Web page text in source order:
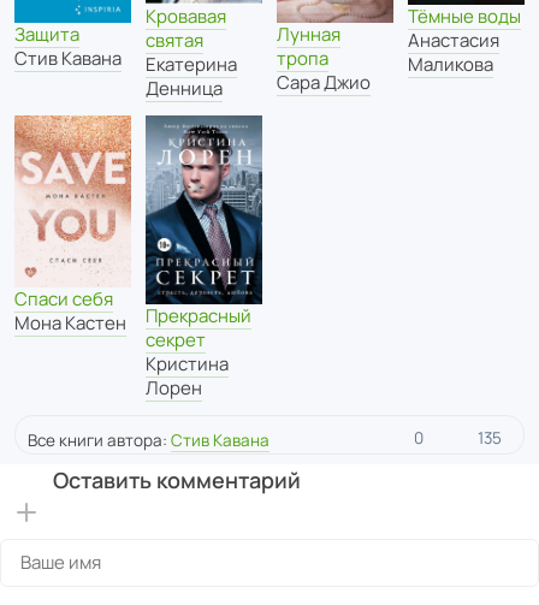
Защита
Стив Кавана
Кровавая
святая
Екатерина
Денница
Лунная
тропа
Сара Джио
Тёмные воды
Анастасия
Маликова
Спаси себя
Мона Кастен
Прекрасный
секрет
Кристина
Лорен
Все книги автора: Стив Кавана 0 135
Оставить комментарий